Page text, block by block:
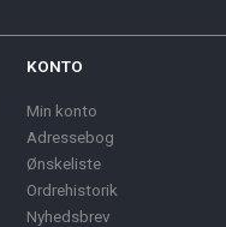
KONTO
Min konto
Adressebog
Ønskeliste
Ordrehistorik
Nyhedsbrev